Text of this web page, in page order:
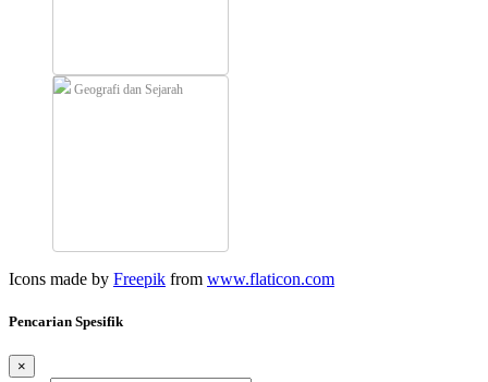
Geografi dan Sejarah
Icons made by Freepik from www.flaticon.com
Pencarian Spesifik
×